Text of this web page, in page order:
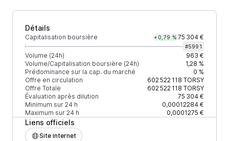
Détails
Capitalisation boursière +0,79 % 75 304 €
#5991
Volume (24h)
963 €
Volume/Capitalisation boursière (24h)
1,28 %
Prédominance sur la cap. du marché
0 %
Offre en circulation
602 522 118 TORSY
Offre Totale
602 522 118 TORSY
Évaluation après dilution
75 304 €
Minimum sur 24 h
0,00012284 €
Maximum sur 24 h
0,0001275 €
Liens officiels
Site internet